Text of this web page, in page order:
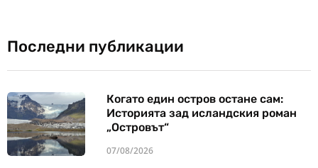
Последни публикации
Когато един остров остане сам:
Историята зад исландския роман
„Островът“
07/08/2026